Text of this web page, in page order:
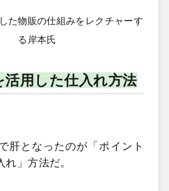
た物販の仕組みをレクチャーす
る岸本氏
用した仕入れ方法
肝となったのが「ポイント
れ」方法だ。